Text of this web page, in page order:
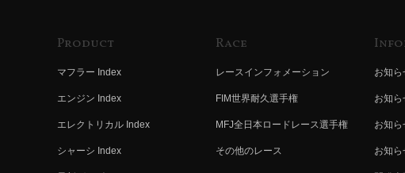
Product
マフラー Index
エンジン Index
エレクトリカル Index
シャーシ Index
Race
レースインフォメーション
FIM世界耐久選手権
MFJ全日本ロードレース選手権
その他のレース
お知
お知ら
お知ら
お知